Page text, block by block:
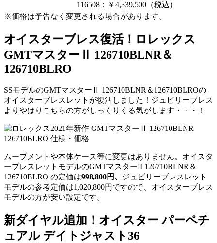
116508：￥4,339,500（税込）
※価格は予告なく変更される場合があります。
オイスターブレス復活！ロレックス
GMTマスターⅡ 126710BLNR＆
126710BLRO
SSモデルのGMTマスターⅡ 126710BLNR＆126710BLROの
オイスターブレスレットが復活しました！ジュビリーブレス
よりやはりこちらの方がしっくりくる気がします・・・！
ムーブメントや本体ケース等に変更はありません。オイスタ
ーブレスレットモデルのGMTマスターII 126710BLNR＆
126710BLRO の定価は998,800円、
ジュビリーブレスレット
モデルの参考定価は1,020,800円ですので、オイスターブレス
モデルの方が安い設定です。
新ダイヤル追加！オイスター パーペチ
ュアル デイトジャスト36